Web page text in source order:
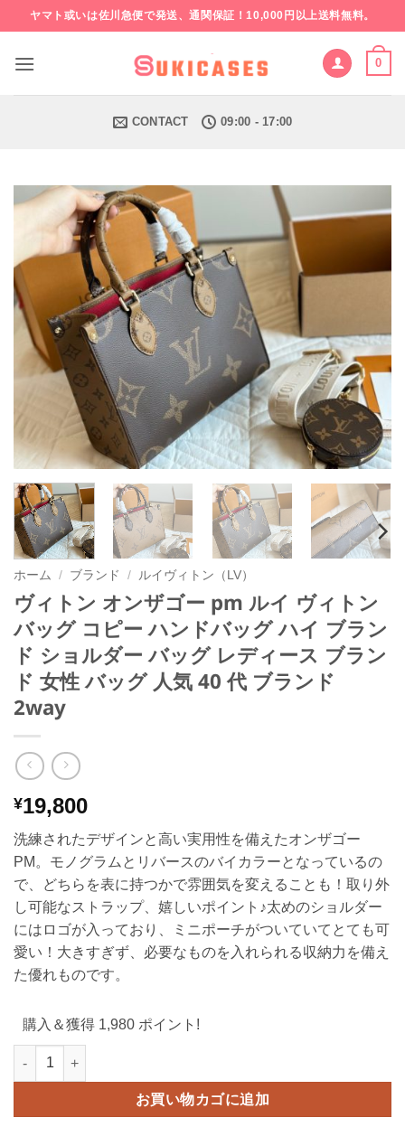
to
content
ヤマト或いは佐川急便で発送、通関保証！10,000円以上送料無料。
0
CONTACT 09:00 - 17:00
ホーム / ブランド / ルイヴィトン（LV）
ヴィトン オンザゴー pm ルイ ヴィトン
バッグ コピー ハンドバッグ ハイ ブラン
ド ショルダー バッグ レディース ブラン
ド 女性 バッグ 人気 40 代 ブランド
2way
¥19,800
洗練されたデザインと高い実用性を備えたオンザゴー
PM。モノグラムとリバースのバイカラーとなっているの
で、どちらを表に持つかで雰囲気を変えることも！取り外
し可能なストラップ、嬉しいポイント♪太めのショルダー
にはロゴが入っており、ミニポーチがついていてとても可
愛い！大きすぎず、必要なものを入れられる収納力を備え
た優れものです。
購入＆獲得 1,980 ポイント!
ヴィトン オンザゴー pm ルイ ヴィトン バッグ コピー ハンドバッ
お買い物カゴに追加